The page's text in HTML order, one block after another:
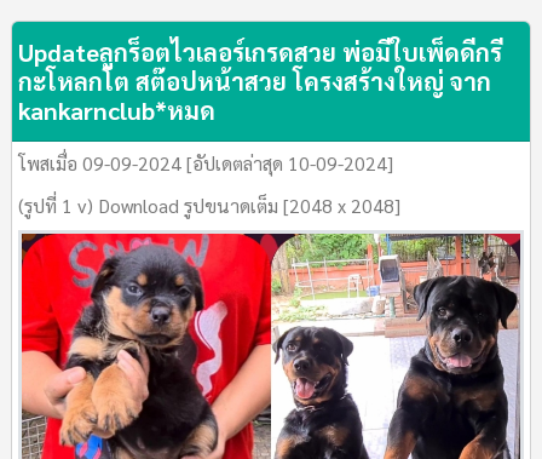
Updateลูกร็อตไวเลอร์เกรดสวย พ่อมีใบเพ็ดดีกรี
กะโหลกโต สต๊อปหน้าสวย โครงสร้างใหญ่ จาก
kankarnclub*หมด
โพสเมื่อ 09-09-2024 [อัปเดตล่าสุด 10-09-2024]
(รูปที่ 1 v) Download รูปขนาดเต็ม [2048 x 2048]